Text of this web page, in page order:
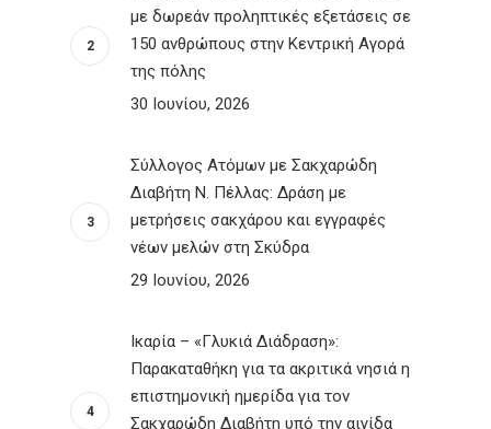
με δωρεάν προληπτικές εξετάσεις σε
150 ανθρώπους στην Κεντρική Αγορά
της πόλης
30 Ιουνίου, 2026
Σύλλογος Ατόμων με Σακχαρώδη
Διαβήτη Ν. Πέλλας: Δράση με
μετρήσεις σακχάρου και εγγραφές
νέων μελών στη Σκύδρα
29 Ιουνίου, 2026
Ικαρία – «Γλυκιά Διάδραση»:
Παρακαταθήκη για τα ακριτικά νησιά η
επιστημονική ημερίδα για τον
Σακχαρώδη Διαβήτη υπό την αιγίδα